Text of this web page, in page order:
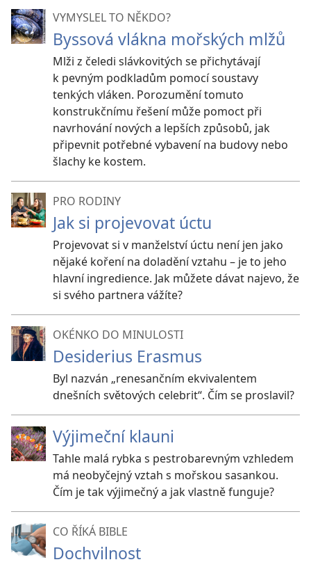
VYMYSLEL TO NĚKDO?
Byssová vlákna mořských mlžů
Mlži z čeledi slávkovitých se přichytávají
k pevným podkladům pomocí soustavy
tenkých vláken. Porozumění tomuto
konstrukčnímu řešení může pomoct při
navrhování nových a lepších způsobů, jak
připevnit potřebné vybavení na budovy nebo
šlachy ke kostem.
PRO RODINY
Jak si projevovat úctu
Projevovat si v manželství úctu není jen jako
nějaké koření na doladění vztahu – je to jeho
hlavní ingredience. Jak můžete dávat najevo, že
si svého partnera vážíte?
OKÉNKO DO MINULOSTI
Desiderius Erasmus
Byl nazván „renesančním ekvivalentem
dnešních světových celebrit“. Čím se proslavil?
Výjimeční klauni
Tahle malá rybka s pestrobarevným vzhledem
má neobyčejný vztah s mořskou sasankou.
Čím je tak výjimečný a jak vlastně funguje?
CO ŘÍKÁ BIBLE
Dochvilnost